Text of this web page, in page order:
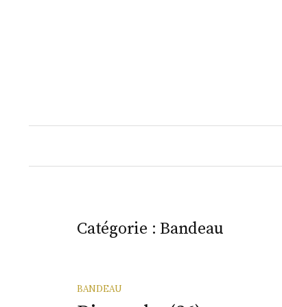
Catégorie : Bandeau
BANDEAU